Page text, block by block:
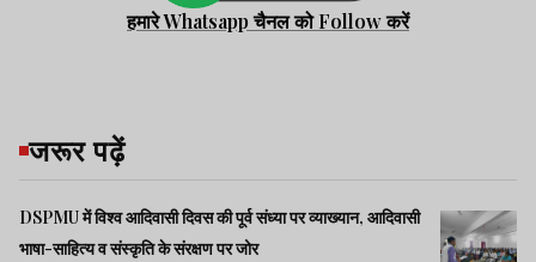
हमारे Whatsapp चैनल को Follow करें
जरूर पढ़ें
DSPMU में विश्व आदिवासी दिवस की पूर्व संध्या पर व्याख्यान, आदिवासी
भाषा-साहित्य व संस्कृति के संरक्षण पर जोर